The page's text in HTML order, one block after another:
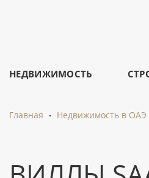
НЕДВИЖИМОСТЬ
Главная Недвижимость в ОАЭ